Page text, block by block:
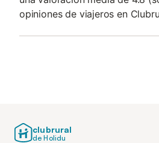
opiniones de viajeros en
clubrural
de Holidu